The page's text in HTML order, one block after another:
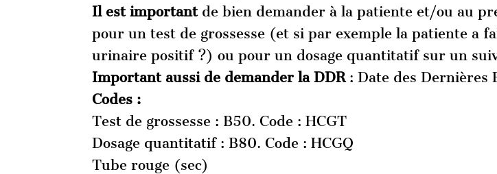
Il est importantde bien demander à la patiente et/ou au
pour un test de grossesse (et si par exemple la patiente a
urinaire positif ?) ou pour un dosage quantitatif sur un
Important aussi de demander la DDR: Date des Dernières
Codes :
Test de grossesse : B50. Code : HCGT
Dosage quantitatif : B80. Code : HCGQ
Tube rouge (sec)